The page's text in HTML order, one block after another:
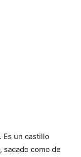
Es un castillo
sacado como de